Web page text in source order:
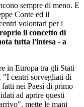
sempre di meno. E
Conte ed il
volontari per i
il concetto di
tutta l'intesa - a
in Europa tra gli Stati
"I centri sorvegliati di
nei Paesi di primo
ad aprire questi
mette le mani